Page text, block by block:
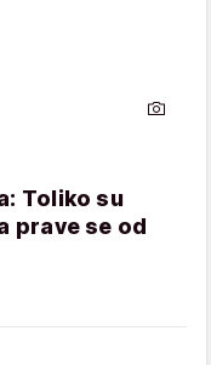
Toliko su
prave se od